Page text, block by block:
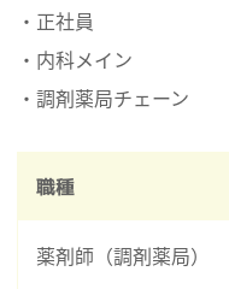
・正社員
・内科メイン
職種
薬剤師（調剤薬局）